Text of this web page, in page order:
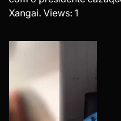
Xangai. Views: 1